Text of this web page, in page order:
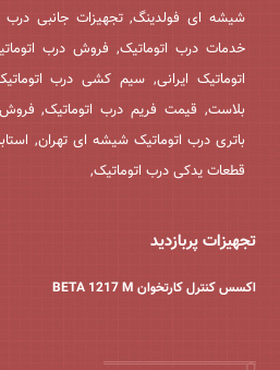
شیشه ای فولدینگ, تجهیزات جانبی درب
خدمات درب اتوماتیک, فروش درب
اتوماتیک ایرانی, سیم کشی درب
بلاست, قیمت فریم درب اتوماتیک,
باتری درب اتوماتیک شیشه ای تهران,
قطعات یدکی درب اتوماتیک,
تجهیزات پربازدید
اکسس کنترل کارتخوان BETA 1217 M